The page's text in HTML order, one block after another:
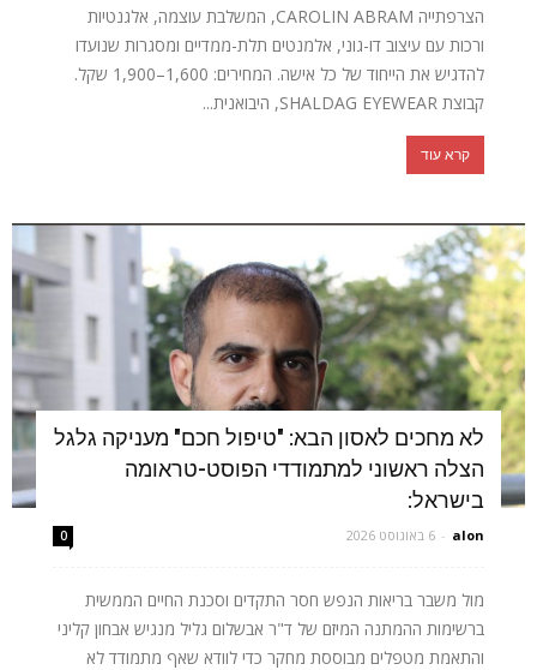
הצרפתייה CAROLIN ABRAM, המשלבת עוצמה, אלגנטיות
ורכות עם עיצוב דו-גוני, אלמנטים תלת-ממדיים ומסגרות שנועדו
להדגיש את הייחוד של כל אישה. המחירים: 1,600–1,900 שקל.
קבוצת SHALDAG EYEWEAR, היבואנית...
קרא עוד
לא מחכים לאסון הבא: "טיפול חכם" מעניקה גלגל
הצלה ראשוני למתמודדי הפוסט-טראומה
בישראל:
alon
- 6 באוגוסט 2026 0
מול משבר בריאות הנפש חסר התקדים וסכנת החיים הממשית
ברשימות ההמתנה המיזם של ד"ר אבשלום גליל מנגיש אבחון קליני
והתאמת מטפלים מבוססת מחקר כדי לוודא שאף מתמודד לא